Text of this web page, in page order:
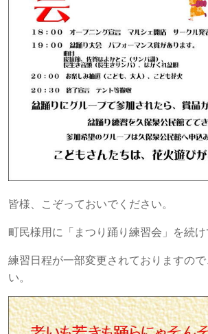
皆様、こぞっておいでください。
町民様用に「まつり踊り練習会」を続け
練習日程が一部変更されておりますの
い。